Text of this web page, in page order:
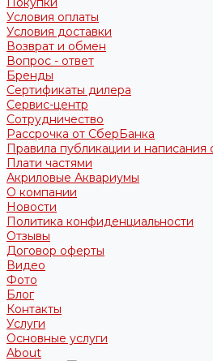
Условия оплаты
Условия доставки
Возврат и обмен
Вопрос - ответ
Бренды
Сертификаты дилера
Сервис-центр
Сотрудничество
Рассрочка от СберБанка
Правила публикации и написания
Плати частями
Акриловые Аквариумы
О компании
Новости
Политика конфиденциальности
Отзывы
Договор оферты
Видео
Фото
Блог
Контакты
Услуги
Основные услуги
About